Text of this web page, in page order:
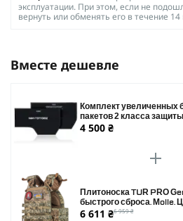
эксплуатации. При этом, если не
вернуть или обменять его в течение
Вместе дешевле
Комплект увеличенных
пакетов 2 класса
Размер 190 х 340 мм
4 500 ₴
Плитоноска TUR PRO
быстрого сброса. Molle.
XL.
6 611 ₴6 959 ₴